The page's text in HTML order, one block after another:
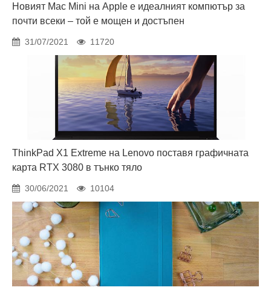
Новият Mac Mini на Apple е идеалният компютър за
почти всеки – той е мощен и достъпен
31/07/2021 11720
ThinkPad X1 Extreme на Lenovo поставя графичната
карта RTX 3080 в тънко тяло
30/06/2021 10104